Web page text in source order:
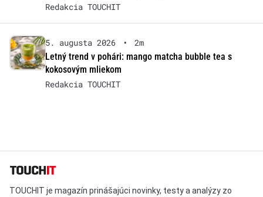
Redakcia TOUCHIT
5. augusta 2026 •
2m
Letný trend v pohári: mango matcha bubble tea s
kokosovým mliekom
Redakcia TOUCHIT
TOUCHIT je magazín prinášajúci novinky, testy a analýzy zo